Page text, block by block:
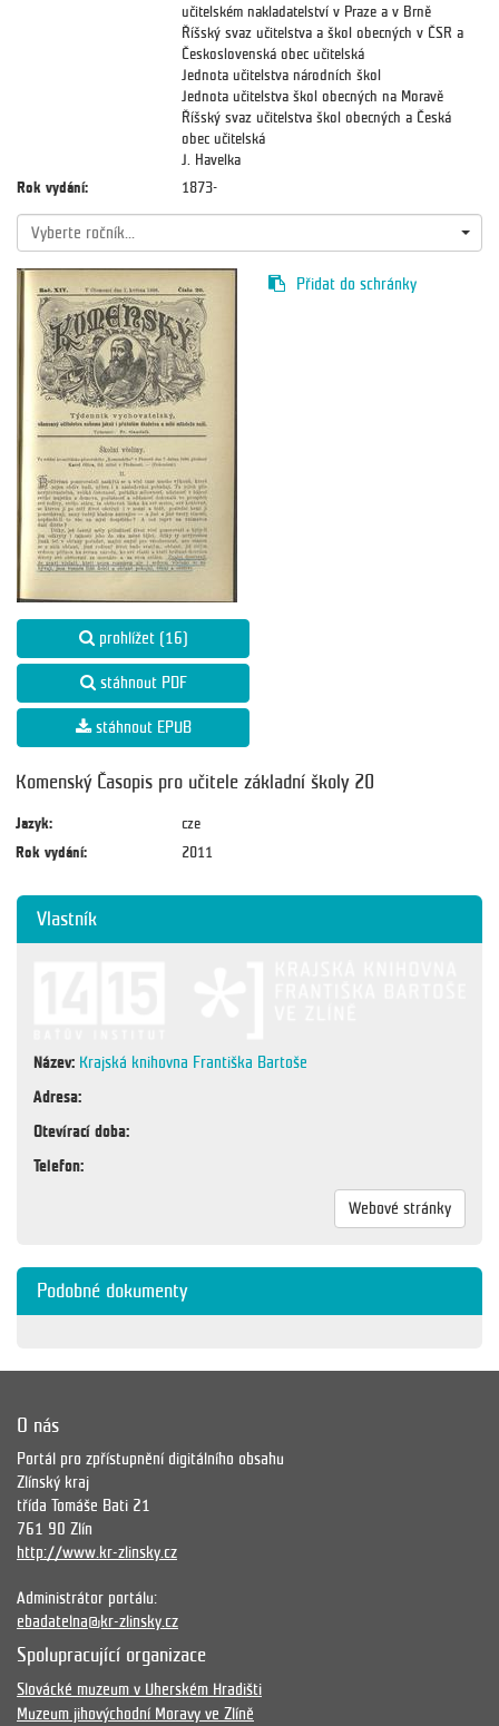
učitelském nakladatelství v Praze a v Brně
Říšský svaz učitelstva a škol obecných v ČSR a
Československá obec učitelská
Jednota učitelstva národních škol
Jednota učitelstva škol obecných na Moravě
Říšský svaz učitelstva škol obecných a Česká
obec učitelská
J. Havelka
Rok vydání:
1873-
Vyberte ročník...
prohlížet (16)
stáhnout PDF
stáhnout EPUB
Přidat do schránky
Komenský Časopis pro učitele základní školy 20
Jazyk:
cze
Rok vydání:
2011
Vlastník
Název: Krajská knihovna Františka Bartoše
Adresa:
Otevírací doba:
Telefon:
Webové stránky
Podobné dokumenty
O nás
Portál pro zpřístupnění digitálního obsahu
Zlínský kraj
třída Tomáše Bati 21
761 90 Zlín
http://www.kr-zlinsky.cz
Administrátor portálu:
ebadatelna@kr-zlinsky.cz
Spolupracující organizace
Slovácké muzeum v Uherském Hradišti
Muzeum jihovýchodní Moravy ve Zlíně